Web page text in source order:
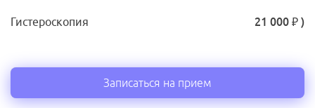
Гистероскопия 21 000 ₽ )
Записаться на прием